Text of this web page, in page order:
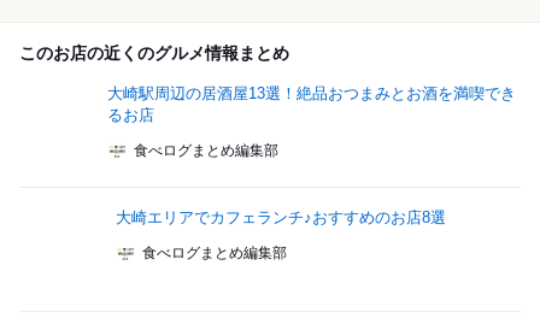
このお店の近くのグルメ情報まとめ
大崎駅周辺の居酒屋13選！絶品おつまみとお酒を満喫でき
るお店
食べログまとめ編集部
大崎エリアでカフェランチ♪おすすめのお店8選
食べログまとめ編集部